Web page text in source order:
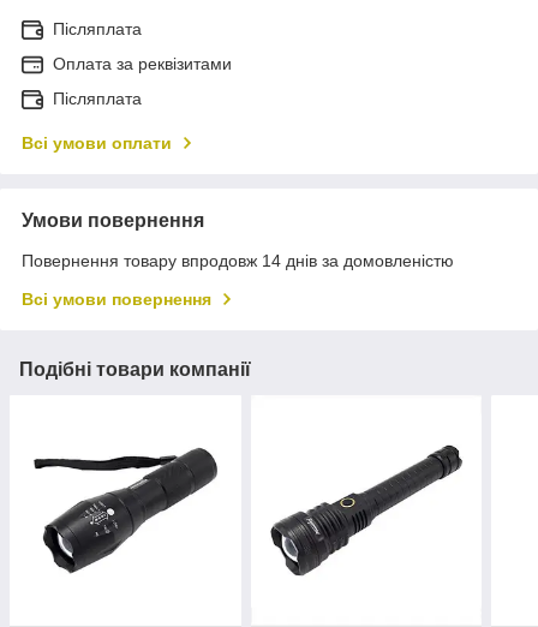
Післяплата
Оплата за реквізитами
Післяплата
Всі умови оплати
Умови повернення
Повернення товару впродовж 14 днів за домовленістю
Всі умови повернення
Подібні товари компанії